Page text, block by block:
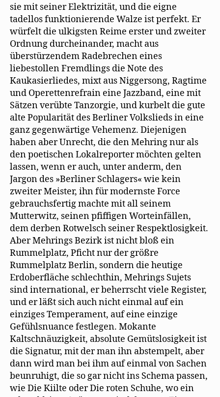
sie mit seiner Elektrizität, und die eigne
tadellos funktionierende Walze ist perfekt. Er
würfelt die ulkigsten Reime erster und zweiter
Ordnung durcheinander, macht aus
überstürzendem Radebrechen eines
liebestollen Fremdlings die Note des
Kaukasierliedes, mixt aus Niggersong, Ragtime
und Operettenrefrain eine Jazzband, eine mit
Sätzen verübte Tanzorgie, und kurbelt die gute
alte Popularität des Berliner Volkslieds in eine
ganz gegenwärtige Vehemenz. Diejenigen
haben aber Unrecht, die den Mehring nur als
den poetischen Lokalreporter möchten gelten
lassen, wenn er auch, unter anderm, den
Jargon des »Berliner Schlagers« wie kein
zweiter Meister, ihn für modernste Force
gebrauchsfertig machte mit all seinem
Mutterwitz, seinen pfiffigen Worteinfällen,
dem derben Rotwelsch seiner Respektlosigkeit.
Aber Mehrings Bezirk ist nicht bloß ein
Rummelplatz, Pficht nur der größre
Rummelplatz Berlin, sondern die heutige
Erdoberfläche schlechthin, Mehrings Sujets
sind international, er beherrscht viele Register,
und er läßt sich auch nicht einmal auf ein
einziges Temperament, auf eine einzige
Gefühlsnuance festlegen. Mokante
Kaltschnäuzigkeit, absolute Gemütslosigkeit ist
die Signatur, mit der man ihn abstempelt, aber
dann wird man bei ihm auf einmal von Sachen
beunruhigt, die so gar nicht ins Schema passen,
wie Die Kiilte oder Die roten Schuhe, wo ein